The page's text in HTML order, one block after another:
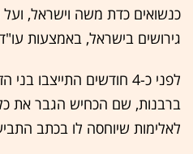
כנשואים כדת משה וישראל,
גירושים בישראל, באמצעות עו"ד
לפני כ-4 חודשים התייצבו
ברבנות, שם הכחיש הגבר את
לאלימות שיוחסה לו בכתב